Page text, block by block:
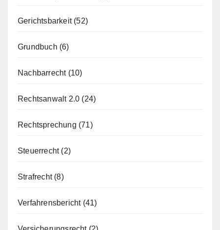
Gerichtsbarkeit(52)
Grundbuch (6)
Nachbarrecht(10)
Rechtsanwalt 2.0 (24)
Rechtsprechung (71)
Steuerrecht(2)
Strafrecht(8)
Verfahrensbericht(41)